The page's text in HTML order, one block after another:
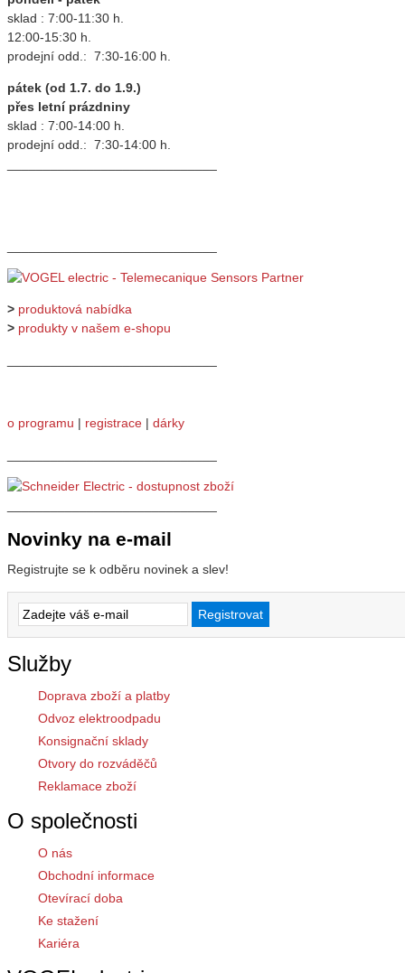
sklad : 7:00-11:30 h.
12:00-15:30 h.
prodejní odd.: 7:30-16:00 h.
pátek (od 1.7. do 1.9.)
přes letní prázdniny
sklad : 7:00-14:00 h.
prodejní odd.: 7:30-14:00 h.
> produktová nabídka
> produkty v našem e-shopu
o programu | registrace | dárky
Novinky na e-mail
Registrujte se k odběru novinek a slev!
Služby
Doprava zboží a platby
Odvoz elektroodpadu
Konsignační sklady
Otvory do rozváděčů
Reklamace zboží
O společnosti
O nás
Obchodní informace
Otevírací doba
Ke stažení
Kariéra